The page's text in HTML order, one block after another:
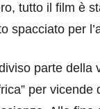
tutto il film è
spacciato per
parte della
per